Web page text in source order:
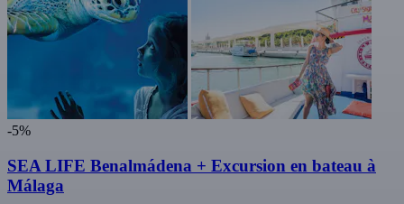
-5%
SEA LIFE Benalmádena + Excursion en bateau à
Málaga